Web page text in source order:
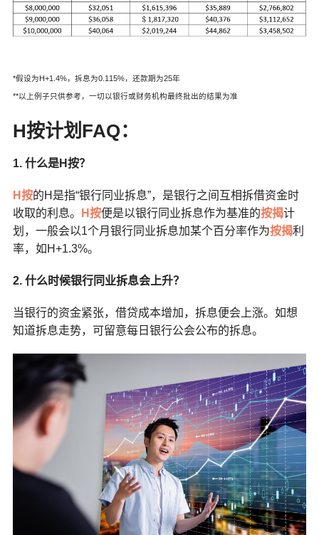
*假设为H+1.4%，拆息为0.115%，还款期为25年
**以上例子只供参考，一切以银行或财务机构最终批出的结果为准
H按计划FAQ：
1. 什么是H按？
H按的H是指“银行同业拆息”，是银行之间互相拆借资金时
收取的利息。
H按便是以银行同业拆息作为基准的按揭计
划，一般会以1个月银行同业拆息加某个百分率作为按揭利
率，如H+1.3%。
2. 什么时候银行同业拆息会上升？
当银行的资金紧张，借贷成本增加，拆息便会上涨。如想
知道拆息走势，可留意每日银行公会公布的拆息。